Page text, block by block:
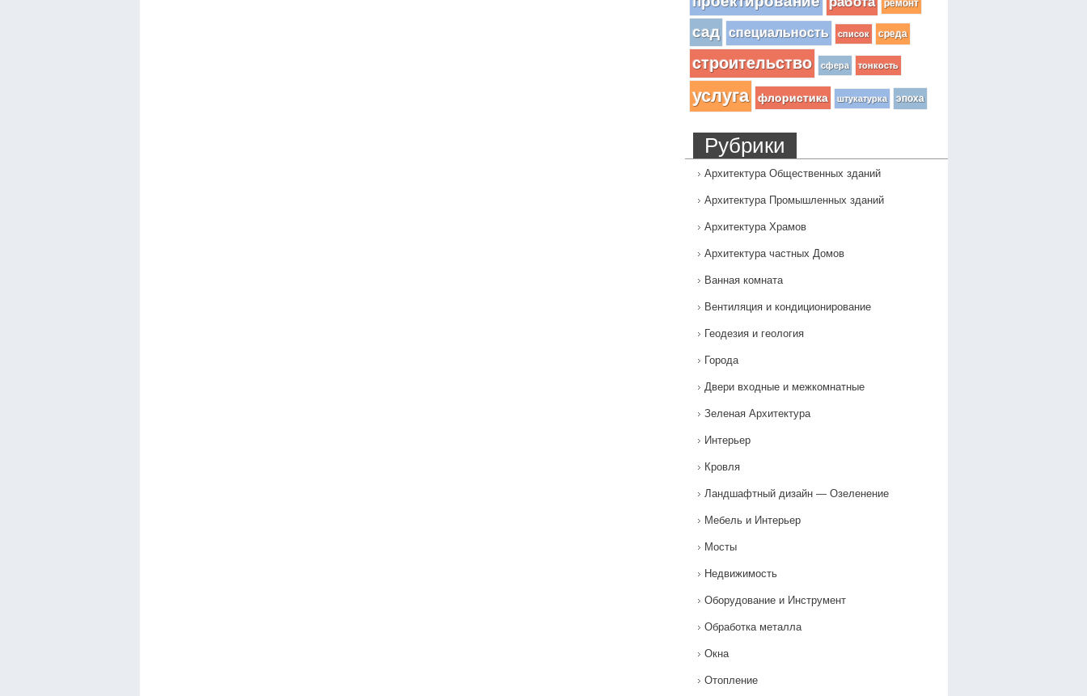
ремонт
сад специальность список среда
строительство сфера тонкость
услуга флористика штукатурка эпоха
Рубрики
Архитектура Общественных зданий
Архитектура Промышленных зданий
Архитектура Храмов
Архитектура частных Домов
Ванная комната
Вентиляция и кондиционирование
Геодезия и геология
Города
Двери входные и межкомнатные
Зеленая Архитектура
Интерьер
Кровля
Ландшафтный дизайн — Озеленение‎
Мебель и Интерьер
Мосты
Недвижимость
Оборудование и Инструмент
Обработка металла
Окна
Отопление